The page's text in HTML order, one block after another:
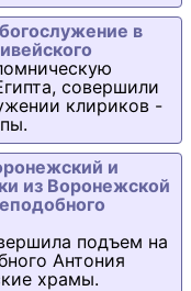
в
совершили
клириков -
и
из Воронежской
подъем на
Антония
храмы.